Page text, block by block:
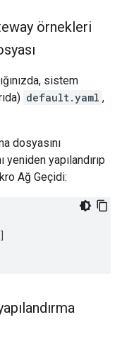
örnekleri
sistem
default.yaml ,
dosyasını
yapılandırıp
Ağ Geçidi:
]